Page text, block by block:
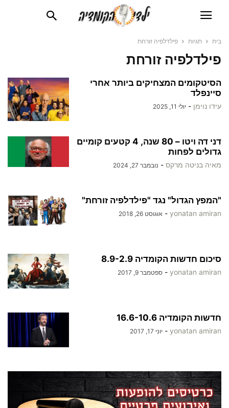
בית תגיות פילדלפיה זורחת
פילדלפיה זורחת
הסיטקומים המצחיקים ביותר אחרי
סיינפלד
עידו נוימן - יולי 11, 2025
דני דה ויטו – 80 שנה, 4 קטעים קומיים
גדולים לפחות
מאיה בניטה מרקס - נובמבר 27, 2024
"המפץ הגדול" נגד "פילדלפיה זורחת"
yonatan amiran
- אוגוסט 26, 2018
סיכום חדשות הקומדיה 8.9-2.9
yonatan amiran
- ספטמבר 9, 2017
חדשות הקומדיה 16.6-10.6
yonatan amiran
- יוני 17, 2017